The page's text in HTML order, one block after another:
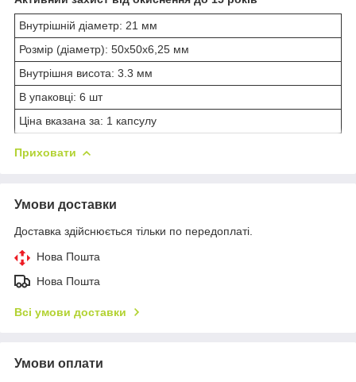
Внутрішній діаметр: 21 мм
Розмір (діаметр): 50х50х6,25 мм
Внутрішня висота: 3.3 мм
В упаковці: 6 шт
Ціна вказана за: 1 капсулу
Приховати
Умови доставки
Доставка здійснюється тільки по передоплаті.
Нова Пошта
Нова Пошта
Всі умови доставки
Умови оплати